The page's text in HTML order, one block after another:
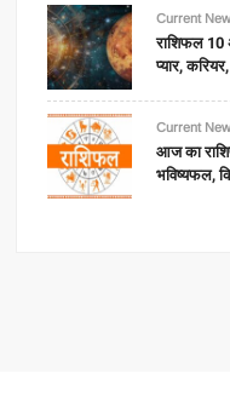
Current
राशिफल 10
प्यार,
Current
आज का
भविष्यफल,